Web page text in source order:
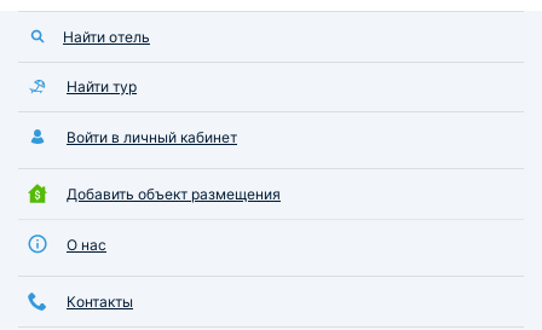
Найти отель
Найти тур
Войти в личный кабинет
Добавить объект размещения
О нас
Контакты